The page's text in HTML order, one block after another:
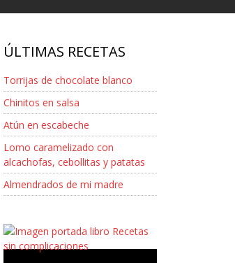
ÚLTIMAS RECETAS
Torrijas de chocolate blanco
Chinitos en salsa
Atún en escabeche
Lomo caramelizado con
alcachofas, cebollitas y patatas
Almendrados de mi madre